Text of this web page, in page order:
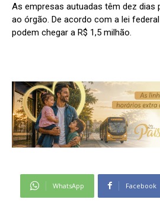
As empresas autuadas têm dez dias
ao órgão. De acordo com a lei
podem chegar a R$ 1,5 milhão.
WhatsApp Facebook